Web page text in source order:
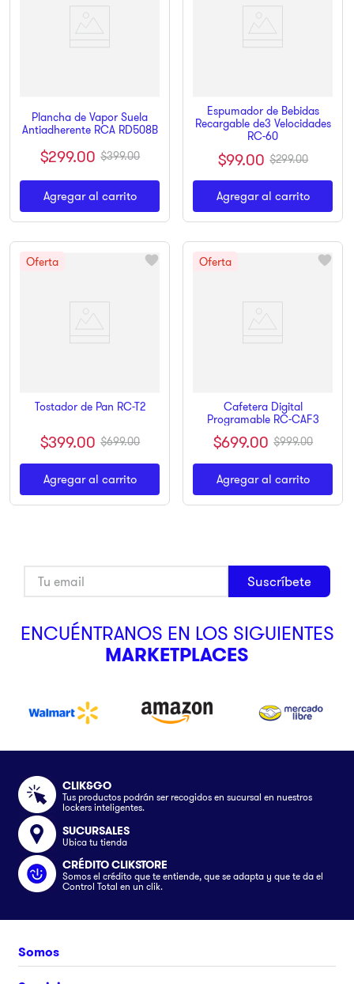
Plancha de Vapor Suela
Antiadherente RCA RD508B
$299.00 $399.00
Agregar al carrito
Espumador de Bebidas
Recargable de3 Velocidades
RC-60
$99.00 $299.00
Agregar al carrito
Tostador de Pan RC-T2
$399.00 $699.00
Agregar al carrito
Cafetera Digital
Programable RC-CAF3
$699.00 $999.00
Agregar al carrito
Suscríbete
ENCUÉNTRANOS EN LOS SIGUIENTES
MARKETPLACES
CLIK&GO
Tus productos podrán ser recogidos en sucursal en nuestros
lockers inteligentes.
SUCURSALES
Ubica tu tienda
CRÉDITO CLIKSTORE
Somos el crédito que te entiende, que se adapta y que te da el
Control Total en un clik.
Somos